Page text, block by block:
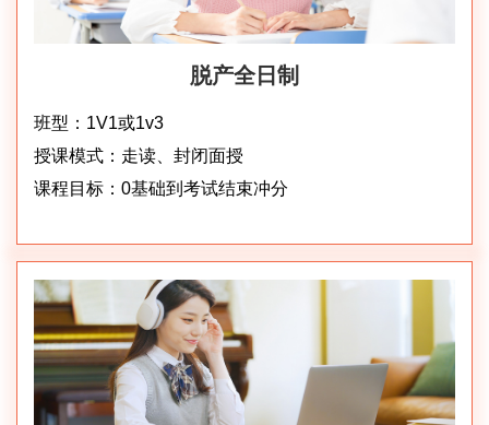
脱产全日制
班型：1V1或1v3
授课模式：走读、封闭面授
课程目标：0基础到考试结束冲分